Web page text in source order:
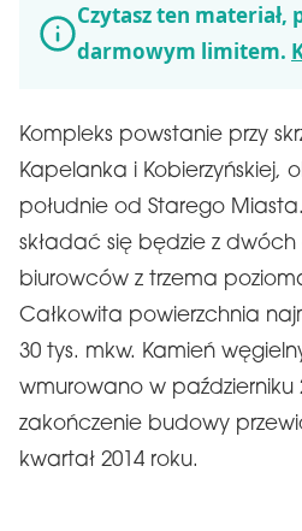
Czytasz ten
darmowym limitem.
Kompleks powstanie przy
Kapelanka i Kobierzyńskiej,
południe od Starego
składać się będzie z
biurowców z trzema
Całkowita powierzchnia
30 tys. mkw. Kamień
wmurowano w październiku
zakończenie budowy
kwartał 2014 roku.